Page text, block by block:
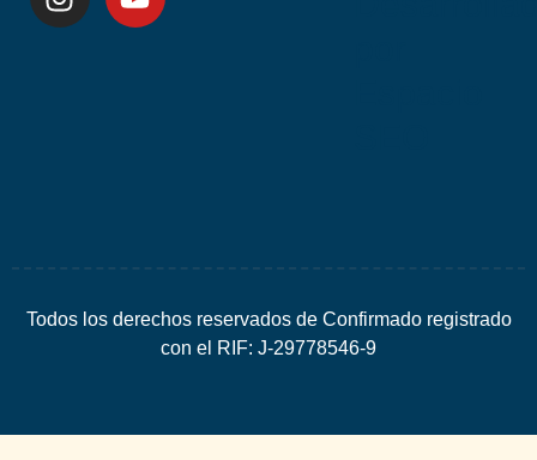
Todos los derechos reservados de Confirmado registrado
con el RIF: J-29778546-9